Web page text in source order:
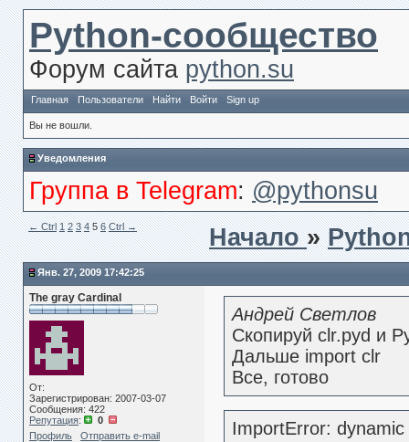
Python-сообщество
Форум сайта python.su
Главная Пользователи Найти Войти Sign up
Вы не вошли.
Уведомления
Группа в Telegram: @pythonsu
← Сtrl 1 2 3 4 5 6 Ctrl → Начало»
Янв. 27, 2009 17:42:25
The gray Cardinal
От:
Зарегистрирован: 2007-03-07
Сообщения: 422
Репутация:
0
Профиль
Отправить e-mail
Андрей Светлов
Скопируй clr.pyd и
Дальше import clr
Все, готово
ImportError: